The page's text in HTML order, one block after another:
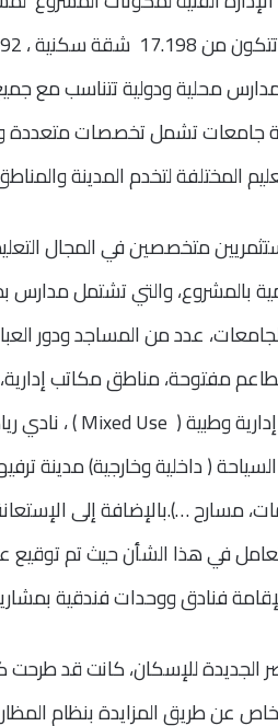
محلية ودولية تتناسب مع
تشمل تخصصات متعددة
المختلفة لتخدم المدينة
متخصصين في المجال
بالمشروع، والتي تشتمل مدارس
عدد من المساجد ودور
مفتوحة، مناطق مكاتب
وطبية( Mixed Use )، نادي
( داخلية وخارجية) مدينة
مسارح …).بالإضافة إلى
في هذا الشأن حيث تم توقيع
فنادق ووحدات فندقية
الجديدة للإسكان، كانت قد طرحت
عن طريق المزايدة بنظام